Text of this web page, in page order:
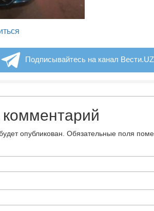
Подписывайтесь на канал
опубликован. Обязательные поля